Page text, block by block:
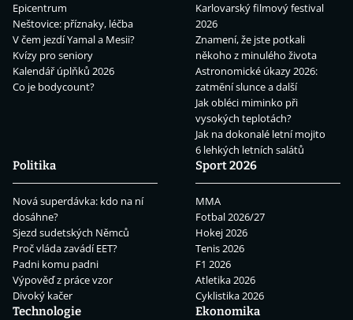
Epicentrum
Neštovice: příznaky, léčba
V čem jezdí Yamal a Mesii?
Kvízy pro seniory
Kalendář úplňků 2026
Co je bodycount?
Karlovarský filmový festival
2026
Znamení, že jste potkali
někoho z minulého života
Astronomické úkazy 2026:
zatmění slunce a další
Jak obléci miminko při
vysokých teplotách?
Jak na dokonalé letní mojito
6 lehkých letních salátů
Politika
Nová superdávka: kdo na ní
dosáhne?
Sjezd sudetských Němců
Proč vláda zavádí EET?
Padni komu padni
Výpověď z práce vzor
Divoký kačer
Sport 2026
MMA
Fotbal 2026/27
Hokej 2026
Tenis 2026
F1 2026
Atletika 2026
Cyklistika 2026
Technologie
Ekonomika